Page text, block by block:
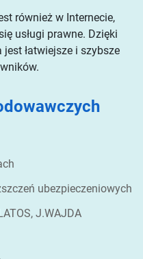
również w Internecie,
usługi prawne. Dzięki
łatwiejsze i szybsze
ubezpieczeniowych
J.WAJDA